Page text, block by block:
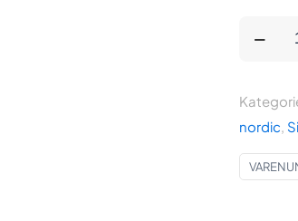
fra
OS
til
nordic,